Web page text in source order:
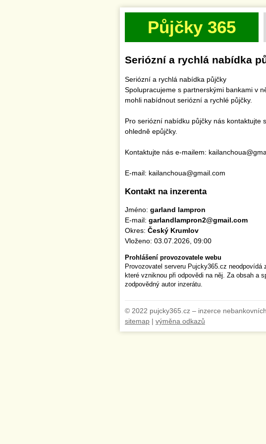
Půjčky 365
Seriózní a rychlá nabídka
Seriózní a rychlá nabídka půjčky
Spolupracujeme s partnerskými bankami v
mohli nabídnout seriózní a rychlé půjčky.
Pro seriózní nabídku půjčky nás kontaktujte
ohledně epůjčky.
Kontaktujte nás e-mailem:
E-mail: kailanchoua@gmail.com
Kontakt na inzerenta
Jméno: garland lampron
E-mail: garlandlampron2@gmail.com
Okres: Český Krumlov
Vloženo: 03.07.2026, 09:00
Prohlášení provozovatele webu
Provozovatel serveru Pujcky365.cz neodpovídá
které vzniknou při odpovědi na něj. Za obsah a
zodpovědný autor inzerátu.
© 2022 pujcky365.cz – inzerce
sitemap | výměna odkazů